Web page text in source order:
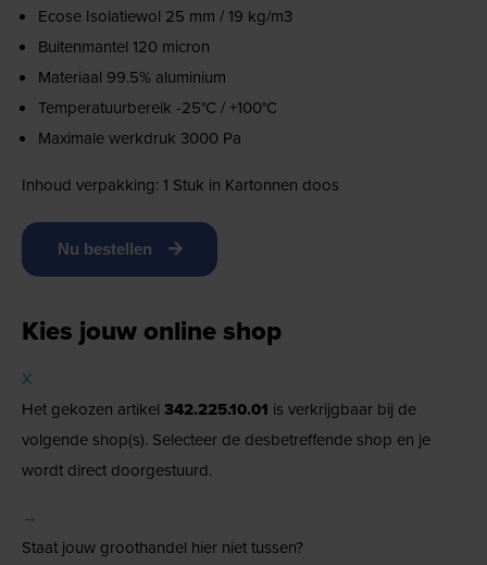
Ecose Isolatiewol 25 mm / 19 kg/m3
Buitenmantel 120 micron
Materiaal 99.5% aluminium
Temperatuurbereik -25°C / +100°C
Maximale werkdruk 3000 Pa
Inhoud verpakking: 1 Stuk in Kartonnen doos
Nu bestellen
Kies jouw online shop
X
Het gekozen artikel 342.225.10.01 is verkrijgbaar bij de
volgende shop(s). Selecteer de desbetreffende shop en je
wordt direct doorgestuurd.
→
Staat jouw groothandel hier niet tussen?